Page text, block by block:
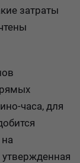
затраты
часа, для